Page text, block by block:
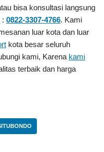
bisa konsultasi langsung
: 0822-3307-4766. Kami
luar kota dan luar
kota besar seluruh
kami, Karena kami
terbaik dan harga